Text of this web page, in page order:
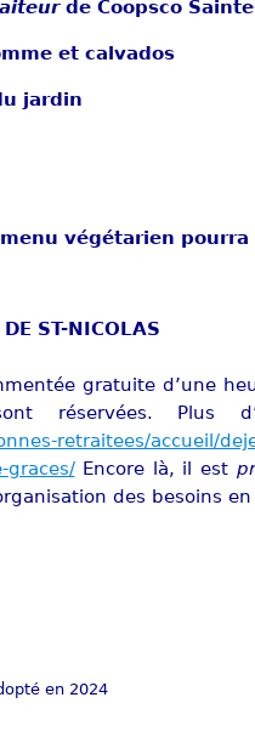
de Coopsco
et calvados
jardin
végétarien pourra
ST-NICOLAS
gratuite d’une
réservées.
retraitees/accueil/
graces/Encore là, il est
des besoins
en 2024